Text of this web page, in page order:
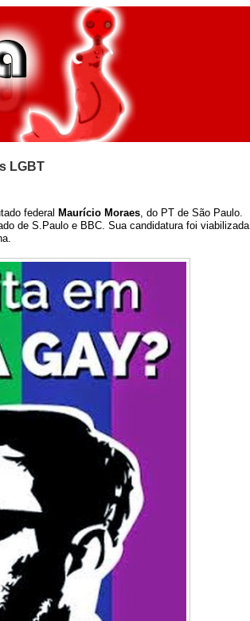
LGBT
federalMaurício Moraes , do PT de São Paulo.
de S.Paulo e BBC. Sua candidatura foi viabilizada